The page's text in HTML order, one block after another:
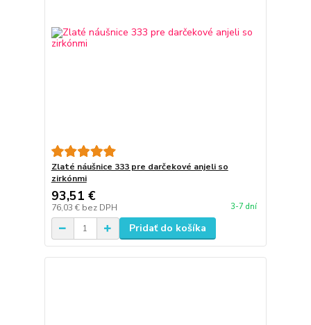
Zlaté náušnice 333 pre darčekové anjeli so
zirkónmi
93,51 €
76,03 € bez DPH 3-7 dní
Pridať do košíka